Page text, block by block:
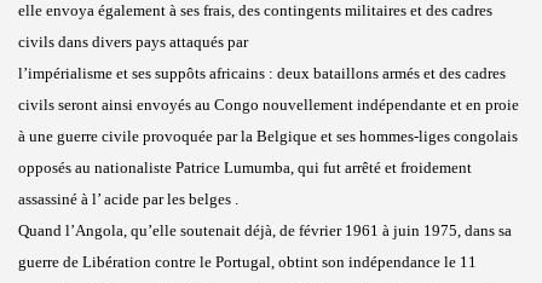
elle envoya également à ses frais, des contingents militaires et des cadres
civils dans divers pays attaqués par
l’impérialisme et ses suppôts africains : deux bataillons armés et des cadres
civils seront ainsi envoyés au Congo nouvellement indépendante et en proie
à une guerre civile provoquée par la Belgique et ses hommes-liges congolais
opposés au nationaliste Patrice Lumumba, qui fut arrêté et froidement
assassiné à l’ acide par les belges .
Quand l’Angola, qu’elle soutenait déjà, de février 1961 à juin 1975, dans sa
guerre de Libération contre le Portugal, obtint son indépendance le 11